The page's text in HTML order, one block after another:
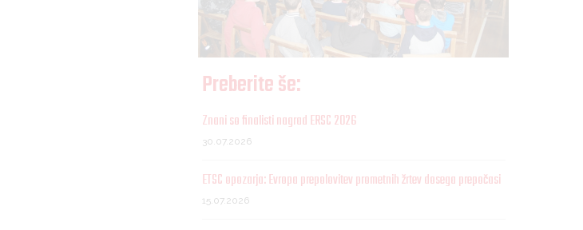
Preberite še:
Znani so finalisti nagrad ERSC 2026
30.07.2026
ETSC opozarja: Evropa prepolovitev prometnih žrtev dosega prepočasi
15.07.2026